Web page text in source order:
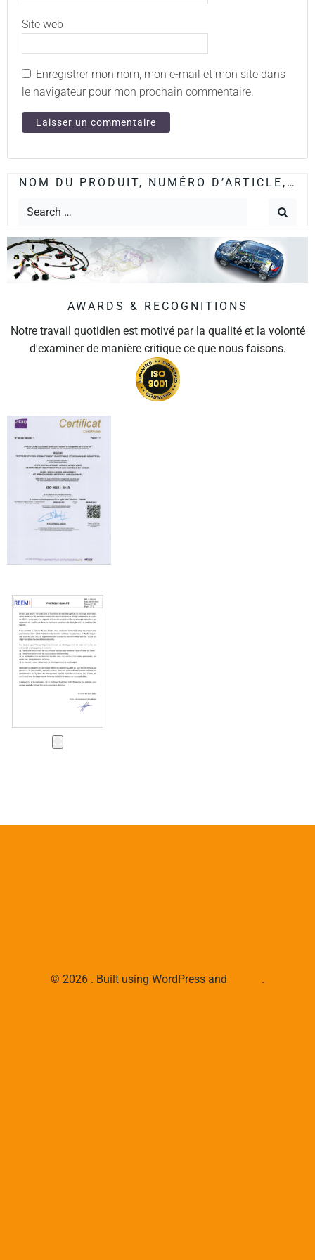
Site web
Enregistrer mon nom, mon e-mail et mon site dans
le navigateur pour mon prochain commentaire.
NOM DU PRODUIT, NUMÉRO D’ARTICLE,…
AWARDS & RECOGNITIONS
Notre travail quotidien est motivé par la qualité et la volonté
d'examiner de manière critique ce que nous faisons.
© 2026 . Built using WordPress and .